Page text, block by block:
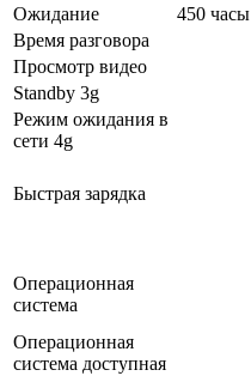
Ожидание
450 часы
Время разговора
Просмотр видео
Standby 3g
Режим ожидания в
сети 4g
Быстрая зарядка
Операционная
система
Операционная
система доступная